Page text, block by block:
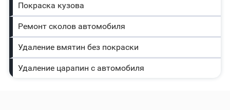
Покраска кузова
Ремонт сколов автомобиля
Удаление вмятин без покраски
Удаление царапин с автомобиля